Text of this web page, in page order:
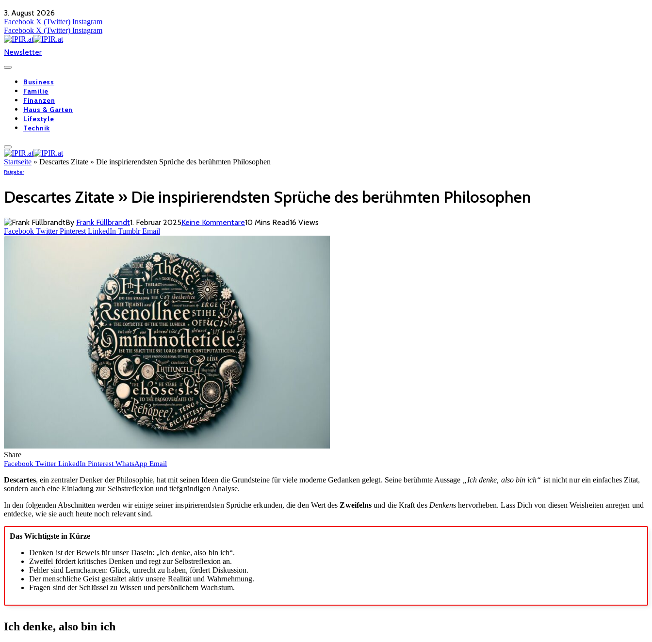
3. August 2026
Facebook X (Twitter) Instagram
Facebook X (Twitter) Instagram
Newsletter
Business
Familie
Finanzen
Haus & Garten
Lifestyle
Technik
Startseite » Descartes Zitate » Die inspirierendsten Sprüche des berühmten Philosophen
Ratgeber
Descartes Zitate » Die inspirierendsten Sprüche des berühmten Philosophen
By Frank Füllbrandt1. Februar 2025Keine Kommentare10 Mins Read16 Views
Facebook Twitter Pinterest LinkedIn Tumblr Email
Share
Facebook Twitter LinkedIn Pinterest WhatsApp Email
Descartes, ein zentraler Denker der Philosophie, hat mit seinen Ideen die Grundsteine für viele moderne Gedanken gelegt. Seine berühmte Aussage „Ich denke, also bin ich“ ist nicht nur ein einfaches Zitat,
sondern auch eine Einladung zur Selbstreflexion und tiefgründigen Analyse.
In den folgenden Abschnitten werden wir einige seiner inspirierendsten Sprüche erkunden, die den Wert des Zweifelns und die Kraft des Denkens hervorheben. Lass Dich von diesen Weisheiten anregen und
entdecke, wie sie auch heute noch relevant sind.
Das Wichtigste in Kürze
Denken ist der Beweis für unser Dasein: „Ich denke, also bin ich“.
Zweifel fördert kritisches Denken und regt zur Selbstreflexion an.
Fehler sind Lernchancen: Glück, unrecht zu haben, fördert Diskussion.
Der menschliche Geist gestaltet aktiv unsere Realität und Wahrnehmung.
Fragen sind der Schlüssel zu Wissen und persönlichem Wachstum.
Ich denke, also bin ich